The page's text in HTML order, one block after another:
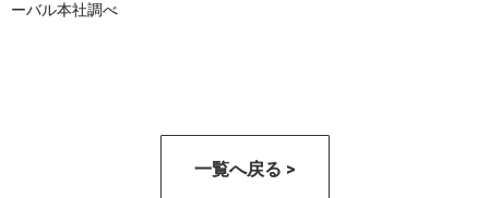
ーバル本社調べ
一覧へ戻る >